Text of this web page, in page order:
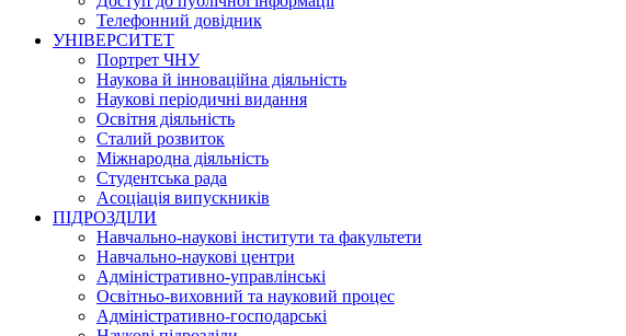
Телефонний довідник
УНІВЕРСИТЕТ
Портрет ЧНУ
Наукова й інноваційна діяльність
Наукові періодичні видання
Освітня діяльність
Сталий розвиток
Міжнародна діяльність
Студентська рада
Асоціація випускників
ПІДРОЗДІЛИ
Навчально-наукові інститути та факультети
Навчально-наукові центри
Адміністративно-управлінські
Освітньо-виховний та науковий процес
Адміністративно-господарські